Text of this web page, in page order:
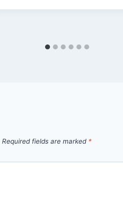
Required fields are marked *